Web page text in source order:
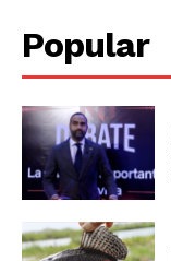
Popular